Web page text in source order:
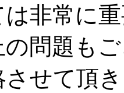
非常に
問題も
させて頂